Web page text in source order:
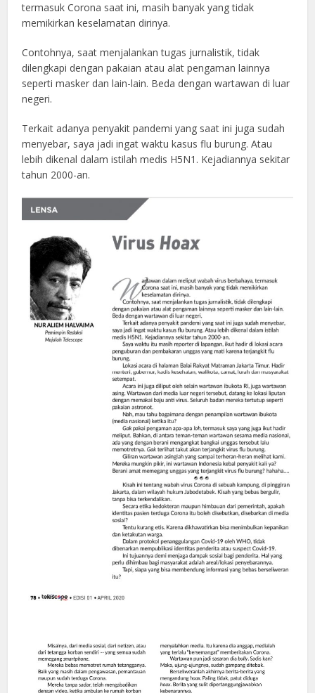
termasuk Corona saat ini, masih banyak yang tidak
memikirkan keselamatan dirinya.
Contohnya, saat menjalankan tugas jurnalistik, tidak
dilengkapi dengan pakaian atau alat pengaman lainnya
seperti masker dan lain-lain. Beda dengan wartawan di luar
negeri.
Terkait adanya penyakit pandemi yang saat ini juga sudah
menyebar, saya jadi ingat waktu kasus flu burung. Atau
lebih dikenal dalam istilah medis H5N1. Kejadiannya sekitar
tahun 2000-an.